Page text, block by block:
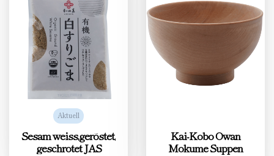
Aktuell
Sesam weiss,geröstet,
geschrotet JAS
Kai-Kobo Owan
Mokume Suppen